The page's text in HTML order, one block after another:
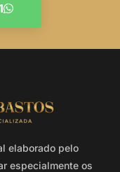
elaborado pelo
especialmente os